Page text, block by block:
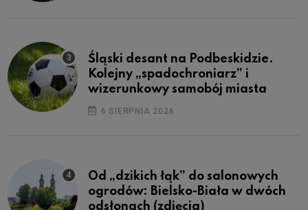
Śląski desant na Podbeskidzie.
Kolejny „spadochroniarz” i
wizerunkowy samobój miasta
6 SIERPNIA 2026
Od „dzikich łąk” do salonowych
ogrodów: Bielsko-Biała w dwóch
odsłonach (zdjęcia)